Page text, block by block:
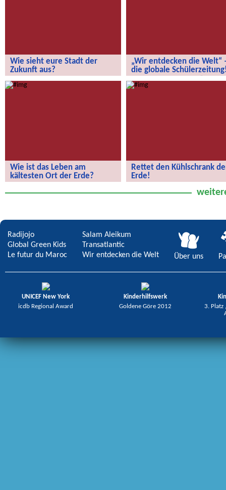
Wie sieht eure Stadt der
Zukunft aus?
Wie sieht eure Stadt der Zukunft aus?
„Wir entdecken die Welt“
die globale
„Wir entdecken die Welt“ – die
globale Schülerzeitung!
Wie ist das Leben am
kältesten Ort der Erde?
der Erde?
Rettet den Kühlschrank
Erde!
Radijojo
Global Green Kids
Le futur du Maroc
Salam Aleikum
Transatlantic
Wir entdecken die Welt
Über uns
UNICEF New York
icdb Regional Award
Kinderhilfswerk
Goldene Göre 2012
3. Platz